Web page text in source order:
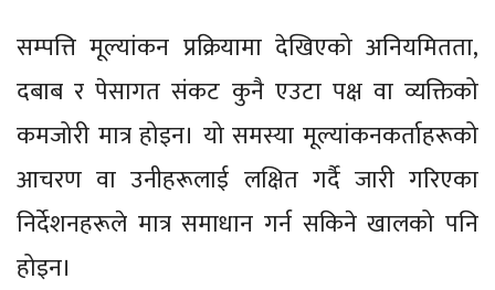
सम्पत्ति मूल्यांकन प्रक्रियामा देखिएको अनियमितता,
दबाब र पेसागत संकट कुनै एउटा पक्ष वा व्यक्तिको
कमजोरी मात्र होइन। यो समस्या मूल्यांकनकर्ताहरूको
आचरण वा उनीहरूलाई लक्षित गर्दै जारी गरिएका
निर्देशनहरूले मात्र समाधान गर्न सकिने खालको पनि
होइन।